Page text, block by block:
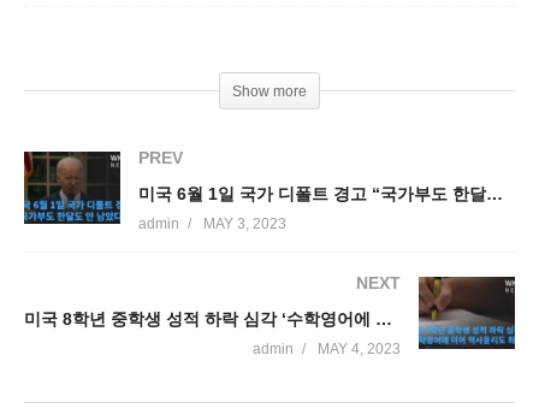
Show more
PREV
미국 6월 1일 국가 디폴트 경고 “국가부도 한달도 안 남았다’
admin MAY 3, 2023
NEXT
미국 8학년 중학생 성적 하락 심각 ‘수학영어에 이어 역사윤리도 최저’
admin MAY 4, 2023